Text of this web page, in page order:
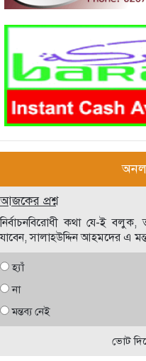
আজকের প্রশ্ন
নির্বাচনবিরোধী কথা যে-ই
যাবেন, সালাহউদ্দিন আহমদের এ
হ্যাঁ
না
মন্তব্য নেই
ভোট